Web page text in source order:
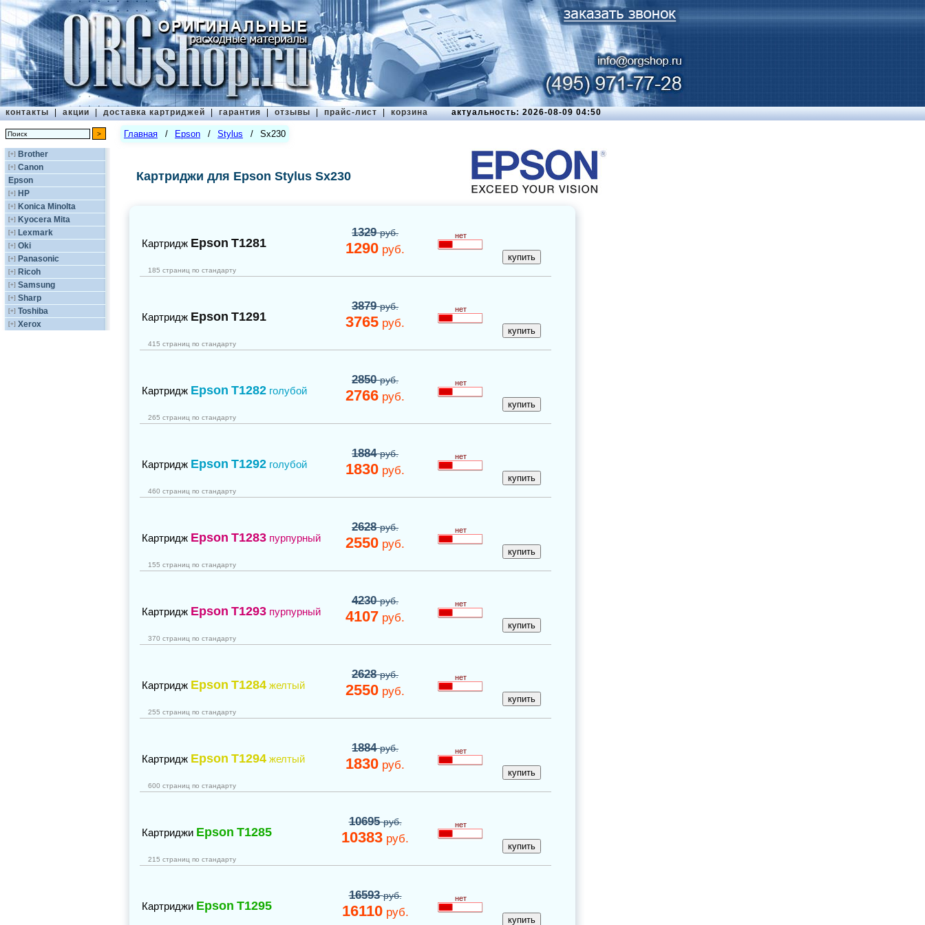
контакты | акции | доставка картриджей | гарантия | отзывы | прайс-лист | корзина актуальность: 2026-08-09 04:50
[+] Brother
[+] Canon
Epson
[+] HP
[+] Konica Minolta
[+] Kyocera Mita
[+] Lexmark
[+] Oki
[+] Panasonic
[+] Ricoh
[+] Samsung
[+] Sharp
[+] Toshiba
[+] Xerox
Главная / Epson / Stylus / Sx230
Картриджи для Epson Stylus Sx230
Картридж Epson T1281
1329руб.
1290 руб.
нет
185 страниц по стандарту
Картридж Epson T1291
3879руб.
3765 руб.
нет
415 страниц по стандарту
Картридж Epson T1282 голубой
2850руб.
2766 руб.
нет
265 страниц по стандарту
Картридж Epson T1292 голубой
1884руб.
1830 руб.
нет
460 страниц по стандарту
Картридж Epson T1283 пурпурный
2628руб.
2550 руб.
нет
155 страниц по стандарту
Картридж Epson T1293 пурпурный
4230руб.
4107 руб.
нет
370 страниц по стандарту
Картридж Epson T1284 желтый
2628руб.
2550 руб.
нет
255 страниц по стандарту
Картридж Epson T1294 желтый
1884руб.
1830 руб.
нет
600 страниц по стандарту
Картриджи Epson T1285
10695руб.
10383 руб.
нет
215 страниц по стандарту
Картриджи Epson T1295
16593руб.
16110руб.
нет